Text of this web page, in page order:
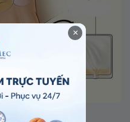
màng phổi
×